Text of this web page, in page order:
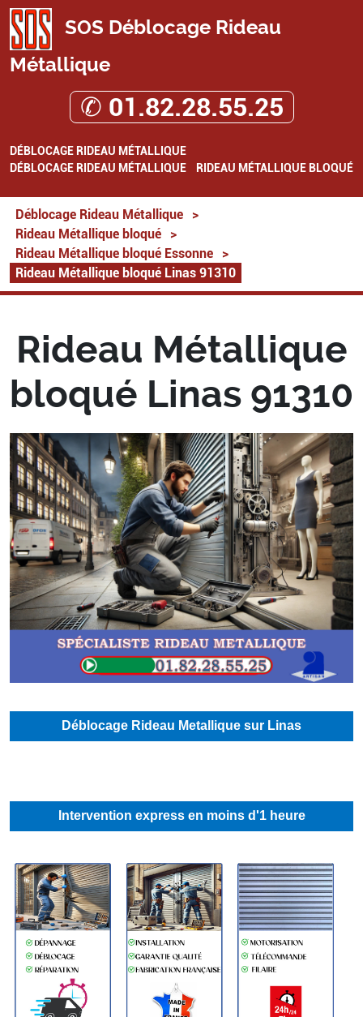
SOS Déblocage Rideau
Métallique
✆ 01.82.28.55.25
DÉBLOCAGE RIDEAU MÉTALLIQUE
DÉBLOCAGE RIDEAU MÉTALLIQUE
RIDEAU MÉTALLIQUE BLOQUÉ
Déblocage Rideau Métallique
>
Rideau Métallique bloqué
>
Rideau Métallique bloqué Essonne
>
Rideau Métallique bloqué Linas 91310
Rideau Métallique
bloqué Linas 91310
Déblocage Rideau Metallique sur Linas
Intervention express en moins d'1 heure